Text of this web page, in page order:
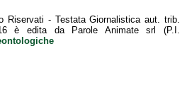
- Testata Giornalistica aut. trib.
è edita da Parole Animate srl (P.I.